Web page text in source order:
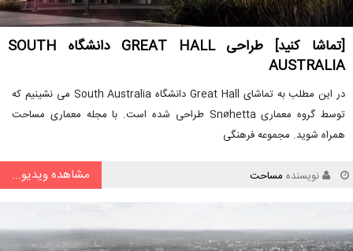
[تماشا کنید] طراحی GREAT HALL دانشگاه SOUTH
AUSTRALIA
در این مطلب به تماشای Great Hall دانشگاه South Australia می نشینیم که
توسط گروه معماری Snøhetta طراحی شده است. با مجله معماری مساحت
همراه شوید. مجموعه فرهنگی
نویسنده مساحت مشاهده ویدیو...